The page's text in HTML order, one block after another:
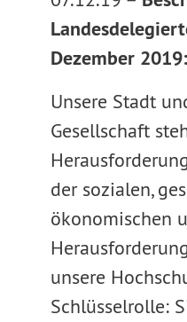
Dezember 2019:
Unsere Stadt
Gesellschaft
der sozialen,
ökonomischen
unsere
Schlüsselrolle: